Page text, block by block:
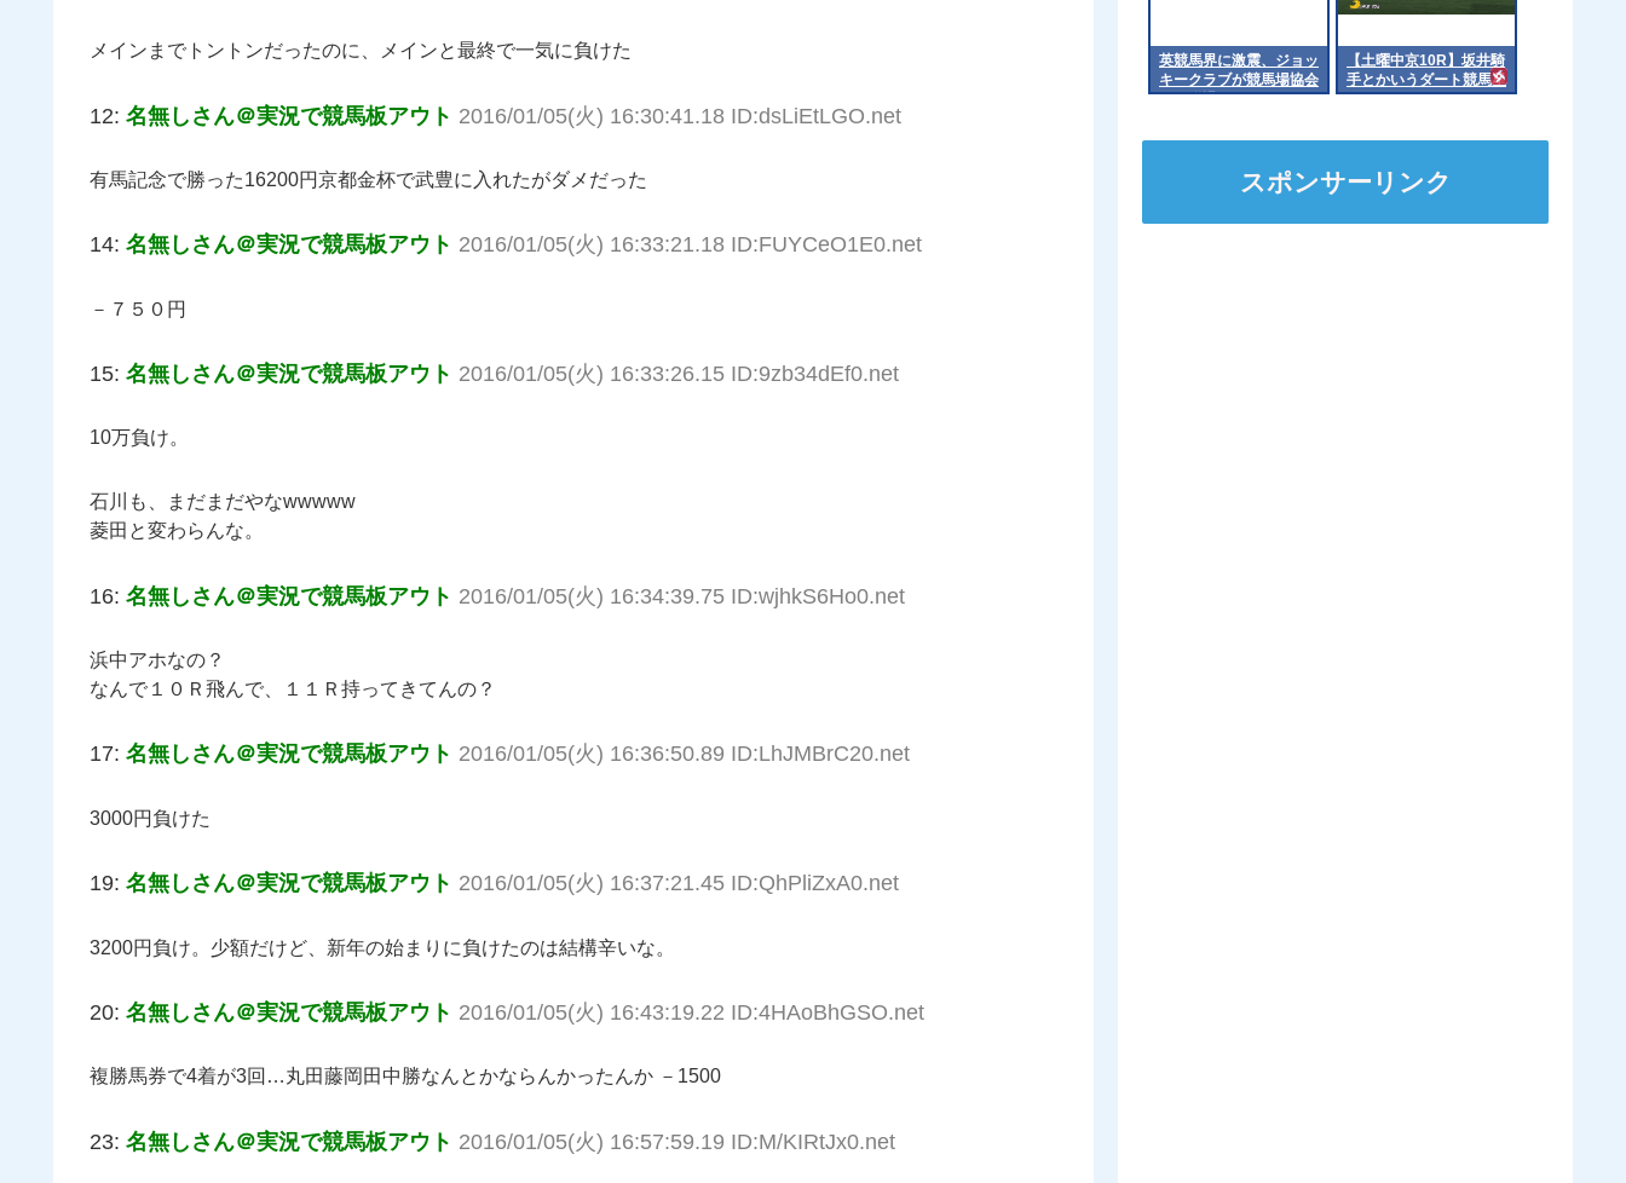
メインまでトントンだったのに、メインと最終で一気に負けた
12: 名無しさん＠実況で競馬板アウト 2016/01/05(火) 16:30:41.18 ID:dsLiEtLGO.net
有馬記念で勝った16200円京都金杯で武豊に入れたがダメだった
14: 名無しさん＠実況で競馬板アウト 2016/01/05(火) 16:33:21.18 ID:FUYCeO1E0.net
－７５０円
15: 名無しさん＠実況で競馬板アウト 2016/01/05(火) 16:33:26.15 ID:9zb34dEf0.net
10万負け。
石川も、まだまだやなwwwww
菱田と変わらんな。
16: 名無しさん＠実況で競馬板アウト 2016/01/05(火) 16:34:39.75 ID:wjhkS6Ho0.net
浜中アホなの？
なんで１０Ｒ飛んで、１１Ｒ持ってきてんの？
17: 名無しさん＠実況で競馬板アウト 2016/01/05(火) 16:36:50.89 ID:LhJMBrC20.net
3000円負けた
19: 名無しさん＠実況で競馬板アウト 2016/01/05(火) 16:37:21.45 ID:QhPliZxA0.net
3200円負け。少額だけど、新年の始まりに負けたのは結構辛いな。
20: 名無しさん＠実況で競馬板アウト 2016/01/05(火) 16:43:19.22 ID:4HAoBhGSO.net
複勝馬券で4着が3回…丸田藤岡田中勝なんとかならんかったんか －1500
23: 名無しさん＠実況で競馬板アウト 2016/01/05(火) 16:57:59.19 ID:M/KIRtJx0.net
英競馬界に激震、ジョッ
キークラブが競馬場協会
から脱退
【土曜中京10R】坂井騎
手とかいうダート競馬星
人
スポンサーリンク